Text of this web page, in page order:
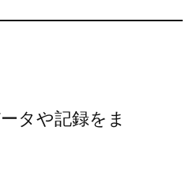
タや記録をま